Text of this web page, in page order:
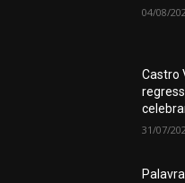
04/08/
Castro
31/07/